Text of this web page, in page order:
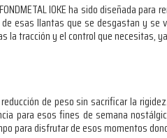
IOKE ha sido diseñada
esas llantas que se desgastan y se
la tracción y el control que necesitas,
de peso sin sacrificar la
para esos fines de semana
para disfrutar de esos momentos